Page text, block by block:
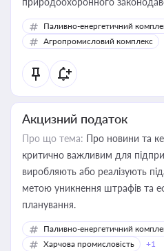
Паливно-енергетичний
Агропромисловий комплекс
Акцизний податок
Про що тема: Про новини та
критично важливим для
виробляють або реалізують
метою уникнення штрафів та
планування.
Паливно-енергетичний
Харчова промисловість
+1